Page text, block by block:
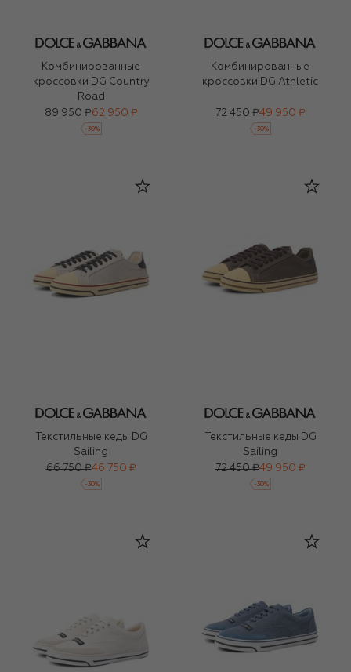
Комбинированные
кроссовки DG Country
Road
89 950 ₽62 950 ₽
-30%
Комбинированные
кроссовки DG Athletic
72 450 ₽49 950 ₽
-30%
Текстильные кеды DG
Sailing
66 750 ₽46 750 ₽
-30%
Текстильные кеды DG
Sailing
72 450 ₽49 950 ₽
-30%